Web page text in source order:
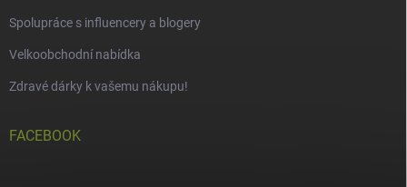
Spolupráce s influencery a blogery
Velkoobchodní nabídka
Zdravé dárky k vašemu nákupu!
FACEBOOK